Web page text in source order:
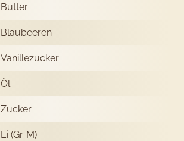
Butter
Blaubeeren
Vanillezucker
Öl
Zucker
Ei (Gr. M)